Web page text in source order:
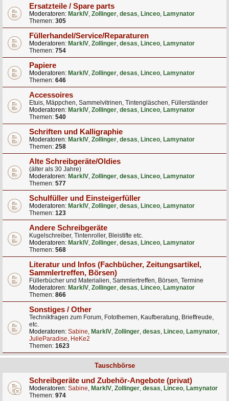
Ersatzteile / Spare parts
Moderatoren: MarkIV, Zollinger, desas, Linceo, Lamynator
Themen: 305
Füllerhandel/Service/Reparaturen
Moderatoren: MarkIV, Zollinger, desas, Linceo, Lamynator
Themen: 754
Papiere
Moderatoren: MarkIV, Zollinger, desas, Linceo, Lamynator
Themen: 646
Accessoires
Etuis, Mäppchen, Sammelvitrinen, Tintengläschen, Füllerständer
Moderatoren: MarkIV, Zollinger, desas, Linceo, Lamynator
Themen: 540
Schriften und Kalligraphie
Moderatoren: MarkIV, Zollinger, desas, Linceo, Lamynator
Themen: 258
Alte Schreibgeräte/Oldies
(älter als 30 Jahre)
Moderatoren: MarkIV, Zollinger, desas, Linceo, Lamynator
Themen: 577
Schulfüller und Einsteigerfüller
Moderatoren: MarkIV, Zollinger, desas, Linceo, Lamynator
Themen: 123
Andere Schreibgeräte
Kugelschreiber, Tintenroller, Bleistifte etc.
Moderatoren: MarkIV, Zollinger, desas, Linceo, Lamynator
Themen: 568
Literatur und Infos (Fachbücher, Zeitungsartikel,
Sammlertreffen, Börsen)
Füllerbücher und Materialien, Sammlertreffen, Börsen, Termine
Moderatoren: MarkIV, Zollinger, desas, Linceo, Lamynator
Themen: 866
Sonstiges / Other
Technikfragen zum Forum, Fotothemen, Kaufberatung, Brieffreude,
etc.
Moderatoren: Sabine, MarkIV, Zollinger, desas, Linceo, Lamynator,
JulieParadise, HeKe2
Themen: 1623
Tauschbörse
Schreibgeräte und Zubehör-Angebote (privat)
Moderatoren: Sabine, MarkIV, Zollinger, desas, Linceo, Lamynator
Themen: 974